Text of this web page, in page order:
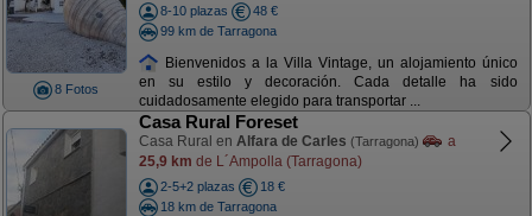
8 Fotos
8-10 plazas
48 €
99 km de Tarragona
Bienvenidos a la Villa Vintage, un alojamiento único
en su estilo y decoración. Cada detalle ha sido
cuidadosamente elegido para transportar ...
Casa Rural Foreset
Casa Rural en Alfara de Carles (Tarragona)
a
25,9 km de L´Ampolla (Tarragona)
2-5+2 plazas
18 €
18 km de Tarragona